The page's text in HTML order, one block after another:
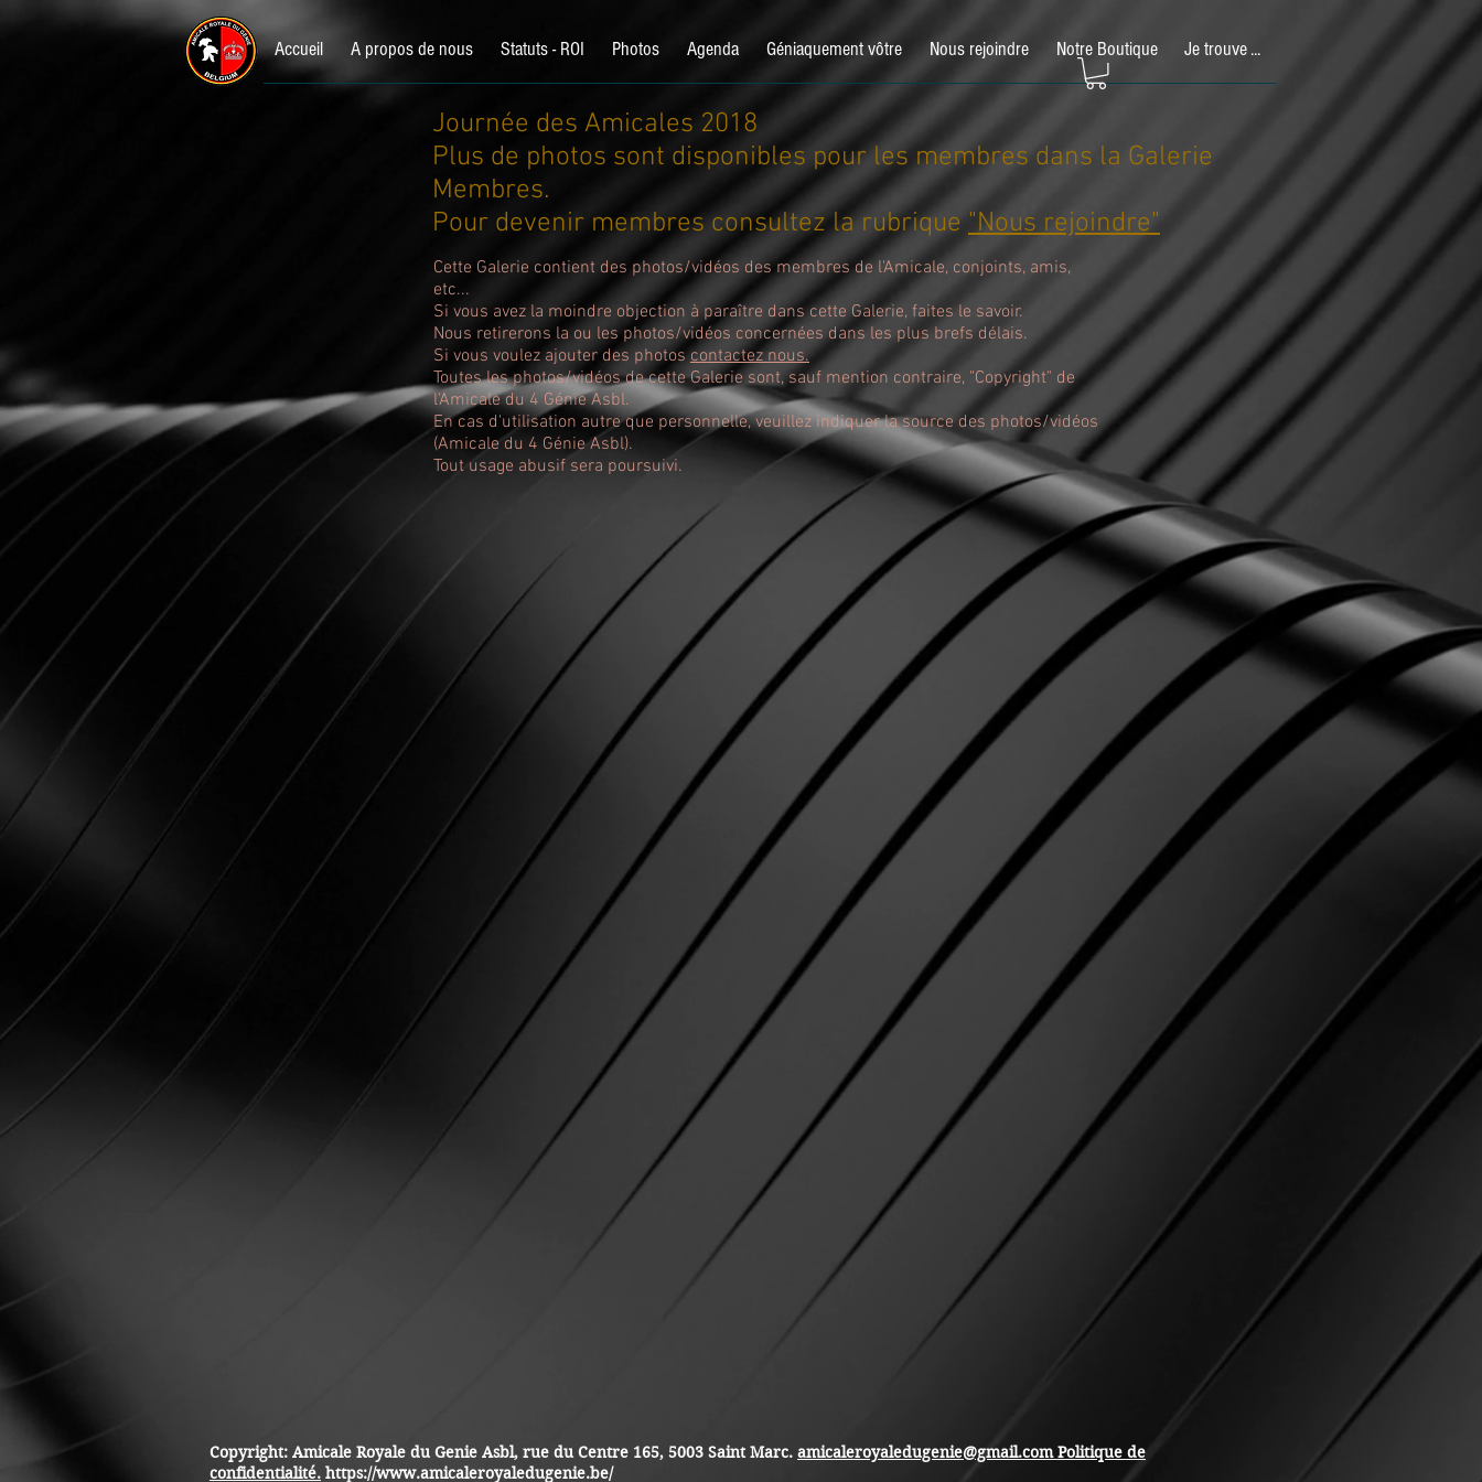
Accueil A propos de nous Statuts - ROI Photos Agenda Géniaquement vôtre Nous rejoindre Notre Boutique Je trouve ...
Journée des Amicales 2018
Plus de photos sont disponibles pour les membres dans la Galerie
Membres.
Pour devenir membres consultez la rubrique "Nous rejoindre"
Cette Galerie contient des photos/vidéos des membres de l'Amicale, conjoints, amis,
etc...
Si vous avez la moindre objection à paraître dans cette Galerie, faites le savoir.
Nous retirerons la ou les photos/vidéos concernées dans les plus brefs délais.
Si vous voulez ajouter des photoscontactez nous.
Toutes les photos/vidéos de cette Galerie sont, sauf mention contraire, "Copyright" de
l'Amicale du 4 Génie Asbl.
En cas d'utilisation autre que personnelle, veuillez indiquer la source des photos/vidéos
(Amicale du 4 Génie Asbl).
Tout usage abusif sera poursuivi.
Copyright: Amicale Royale du Genie Asbl, rue du Centre 165, 5003 Saint Marc. amicaleroyaledugenie@gmail.com Politique de
confidentialité. https://www.amicaleroyaledugenie.be/